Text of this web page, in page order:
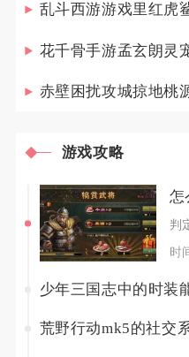
乱斗西游游戏里红虎
赤壁困扰攻城掠地桃
游戏攻略
时
少年三国志中的时装
荒野行动mk5的社交